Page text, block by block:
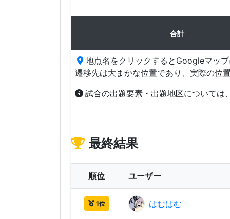
合計
地点名をクリックするとGoogleマッ
遷移先は大まかな位置であり、実際の位
試合の出題要素・出題地区については
最終結果
順位 ユーザー
1位 はむはむ